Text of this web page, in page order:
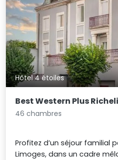
Hôtel 4 étoiles
Best Western Plus
46 chambres
Profitez d’un séjour familial
Limoges, dans un cadre